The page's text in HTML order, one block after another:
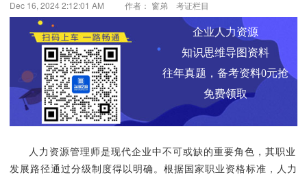
Dec 16, 2024 2:12:01 AM 作者： 窗弟 考证栏目
企业人力资源
知识思维导图资料
往年真题，备考资料0元抢
免费领取
人力资源管理师是现代企业中不可或缺的重要角色，其职业
发展路径通过分级制度得以明确。根据国家职业资格标准，人力